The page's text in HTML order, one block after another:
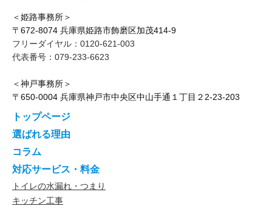
＜姫路事務所＞
〒672-8074 兵庫県姫路市飾磨区加茂414-9
フリーダイヤル：0120-621-003
代表番号：079-233-6623
＜神戸事務所＞
〒650-0004 兵庫県神戸市中央区中山手通１丁目２2-23-203
トップページ
選ばれる理由
コラム
対応サービス・料金
トイレの水漏れ・つまり
キッチン工事